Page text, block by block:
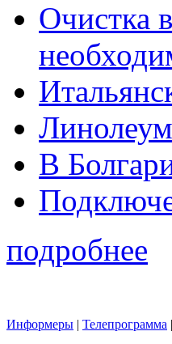
Очистка
В
подробнее
Информеры | Телепрограмма |